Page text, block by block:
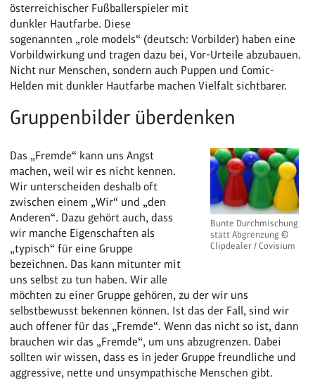
österreichischer Fußballerspieler mit
dunkler Hautfarbe. Diese
sogenannten „role models“ (deutsch: Vorbilder) haben eine
Vorbildwirkung und tragen dazu bei, Vor-Urteile abzubauen.
Nicht nur Menschen, sondern auch Puppen und Comic-
Helden mit dunkler Hautfarbe machen Vielfalt sichtbarer.
Gruppenbilder überdenken
Bunte Durchmischung
statt Abgrenzung ©
Clipdealer / Covisium
Das „Fremde“ kann uns Angst
machen, weil wir es nicht kennen.
Wir unterscheiden deshalb oft
zwischen einem „Wir“ und „den
Anderen“. Dazu gehört auch, dass
wir manche Eigenschaften als
„typisch“ für eine Gruppe
bezeichnen. Das kann mitunter mit
uns selbst zu tun haben. Wir alle
möchten zu einer Gruppe gehören, zu der wir uns
selbstbewusst bekennen können. Ist das der Fall, sind wir
auch offener für das „Fremde“. Wenn das nicht so ist, dann
brauchen wir das „Fremde“, um uns abzugrenzen. Dabei
sollten wir wissen, dass es in jeder Gruppe freundliche und
aggressive, nette und unsympathische Menschen gibt.